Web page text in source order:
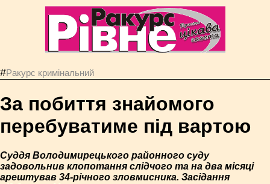
#Ракурс кримінальний
За побиття знайомого
перебуватиме під вартою
Суддя Володимирецького районного суду
задовольнив клопотання слідчого та на два місяці
арештував 34-річного зловмисника. Засідання